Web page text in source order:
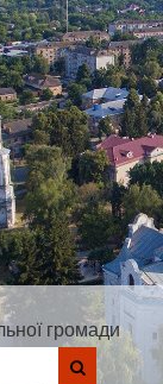
громади